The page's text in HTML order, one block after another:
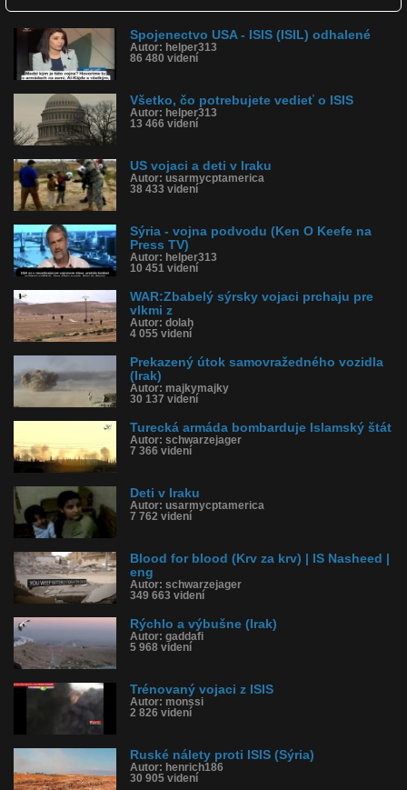
Dľžka: 2:05
Kategória: šokujúce
Tagy: deti, vojaci, isis, sýria, irak, usa, obama, vojna, blízky
východ, islam, moslimovia
História sledovanosti videa:
Spojenectvo USA - ISIS (ISIL) odhalené
Autor: helper313
86 480 videní
Všetko, čo potrebujete vedieť o ISIS
Autor: helper313
13 466 videní
US vojaci a deti v Iraku
Autor: usarmycptamerica
38 433 videní
Sýria - vojna podvodu (Ken O Keefe na
Press TV)
Autor: helper313
10 451 videní
WAR:Zbabelý sýrsky vojaci prchaju pre
vlkmi z
Autor: dolah
4 055 videní
Prekazený útok samovražedného vozidla
(Irak)
Autor: majkymajky
30 137 videní
Turecká armáda bombarduje Islamský štát
Autor: schwarzejager
7 366 videní
Deti v Iraku
Autor: usarmycptamerica
7 762 videní
Blood for blood (Krv za krv) | IS Nasheed |
eng
Autor: schwarzejager
349 663 videní
Rýchlo a výbušne (Irak)
Autor: gaddafi
5 968 videní
Trénovaný vojaci z ISIS
Autor: monssi
2 826 videní
Ruské nálety proti ISIS (Sýria)
Autor: henrich186
30 905 videní